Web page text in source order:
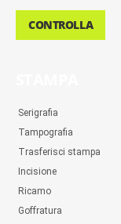
CONTROLLA
Serigrafia
Tampografia
Trasferisci stampa
Incisione
Ricamo
Goffratura